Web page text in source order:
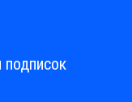
подписок